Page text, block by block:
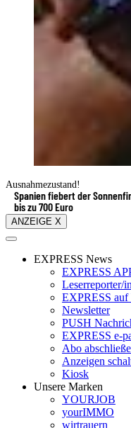
Ausnahmezustand!
Spanien fiebert der
bis zu 700 Euro
ANZEIGE X
EXPRESS News
EXPRESS
Leserreporter/
EXPRESS
Newsletter
PUSH
EXPRESS e-
Abo
Anzeigen
Kiosk
Unsere Marken
YOURJOB
yourIMMO
wirtrauern